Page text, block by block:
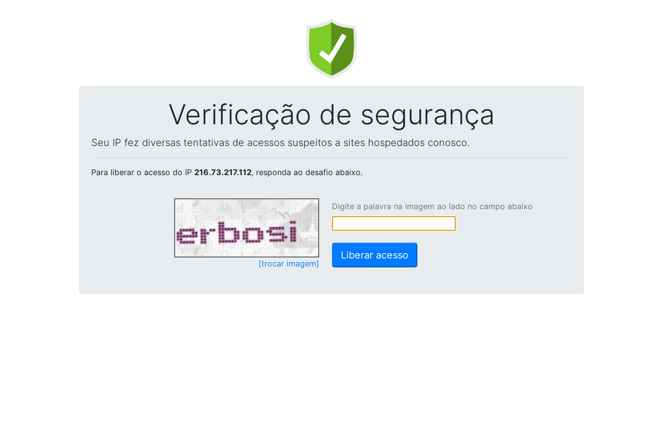
Verificação de segurança
Seu IP fez diversas tentativas de acessos suspeitos a sites hospedados conosco.
Para liberar o acesso do IP 216.73.217.112, responda ao desafio abaixo.
[trocar imagem]
Digite a palavra na imagem ao lado no campo abaixo